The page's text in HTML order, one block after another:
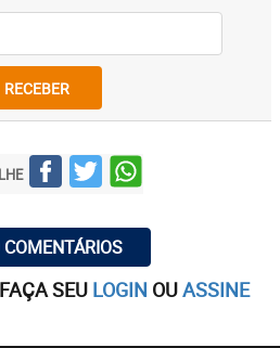
RECEBER
SEU LOGIN OUASSINE